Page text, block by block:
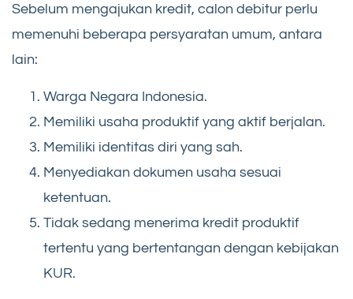
Sebelum mengajukan kredit, calon debitur perlu
memenuhi beberapa persyaratan umum, antara
lain:
Warga Negara Indonesia.
Memiliki usaha produktif yang aktif berjalan.
Memiliki identitas diri yang sah.
Menyediakan dokumen usaha sesuai
ketentuan.
Tidak sedang menerima kredit produktif
tertentu yang bertentangan dengan kebijakan
KUR.